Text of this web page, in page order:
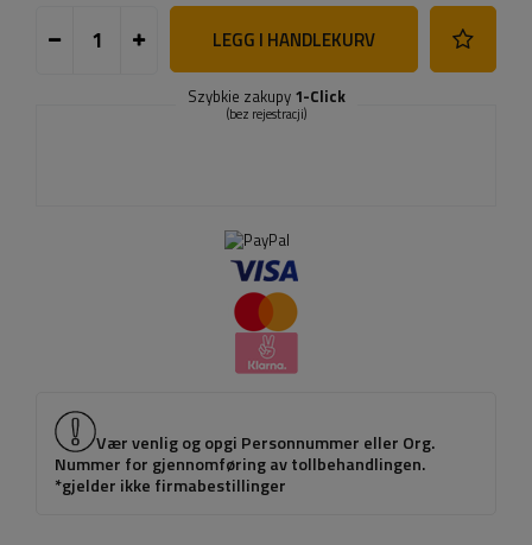
LEGG I HANDLEKURV
Szybkie zakupy 1-Click
(bez rejestracji)
Vær venlig og opgi Personnummer eller Org.
Nummer for gjennomføring av tollbehandlingen.
*gjelder ikke firmabestillinger